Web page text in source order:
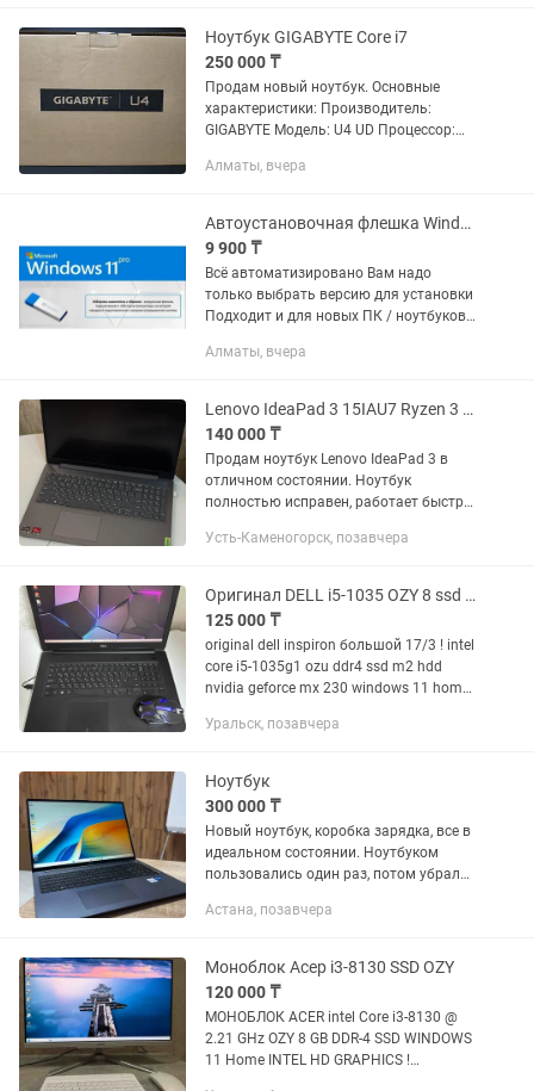
Ноутбук GIGABYTE Core i7
250 000 ₸
Продам новый ноутбук. Основные
характеристики: Производитель:
GIGABYTE Модель: U4 UD Процессор:
потоков: 4/8 Частота процессора:
Алматы, вчера
Автоустановочная флешка Windows 11 Office 2024 антивирус драйвера
9 900 ₸
Всё автоматизировано Вам надо
только выбрать версию для установки
Подходит и для новых ПК / ноутбуков
x64 (Home, Pro) полные версии c
Алматы, вчера
Lenovo IdeaPad 3 15IAU7 Ryzen 3 5300U 8 ГБ SSD 512 ГБ Windows 11
140 000 ₸
Продам ноутбук Lenovo IdeaPad 3 в
отличном состоянии. Ноутбук
полностью исправен, работает быстро
технических неисправностей.
для...
Усть-Каменогорск, позавчера
Оригинал DELL i5-1035 OZY 8 ssd m2 256
125 000 ₸
original dell inspiron большой 17/3 ! intel
core i5-1035g1 ozu ddr4 ssd m2 hdd
nvidia geforce mx 230 windows 11 home !
обслужен настроен и готов уральск
Уральск, позавчера
Ноутбук
300 000 ₸
Новый ноутбук, коробка зарядка, все в
идеальном состоянии. Ноутбуком
пользовались один раз, потом убрали
подарили второй. Нет ни царапин,
Астана, позавчера
Моноблок Асер i3-8130 SSD OZY
120 000 ₸
МОНОБЛОК ACER intel Core i3-8130 @
2.21 GHz OZY 8 GB DDR-4 SSD WINDOWS
11 Home INTEL HD GRAPHICS !